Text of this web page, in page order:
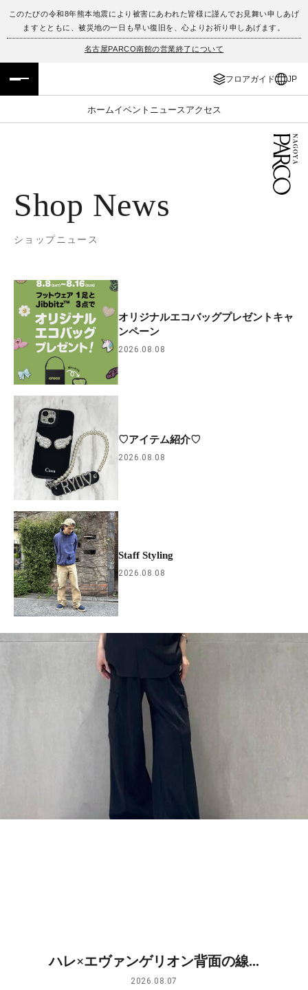
このたびの令和8年熊本地震により被害にあわれた皆様に謹んでお見舞い申しあげ
ますとともに、被災地の一日も早い復旧を、心よりお祈り申しあげます。
名古屋PARCO南館の営業終了について
フロアガイド JP
ホームイベント ニュース アクセス
フロアガイド
イベント・ポップアップ
TAX FREE
JP
ENGLISH
日本語
Shop News
ショップニュース
オリジナルエコバッグプレゼントキャ
ンペーン
2026.08.08
♡アイテム紹介♡
2026.08.08
Staff Styling
2026.08.08
ハレ×エヴァンゲリオン背面の線...
2026.08.07